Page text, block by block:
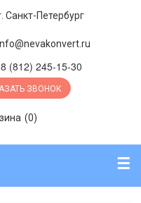
Санкт-Петербург
8 (812) 245-15-30
ЗВОНОК
(0)
☰